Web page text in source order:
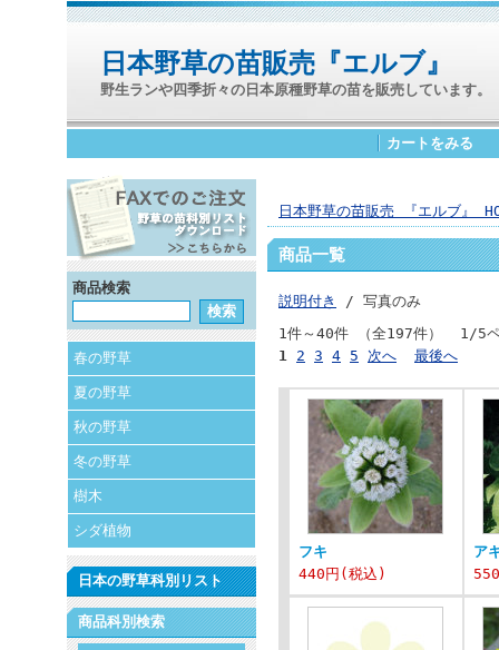
日本野草の苗販売『エルブ』
野生ランや四季折々の日本原種野草の苗を販売しています。
カートをみる
商品検索
春の野草
夏の野草
秋の野草
冬の野草
樹木
シダ植物
日本の野草科別リスト
商品科別検索
日本野草の苗販売 『エルブ』
商品一覧
説明付き
/ 写真のみ
1件～40件 （全197件） 1/5
1 2 3 4 5 次へ 最後へ
フキ
440円 (税込)
ア